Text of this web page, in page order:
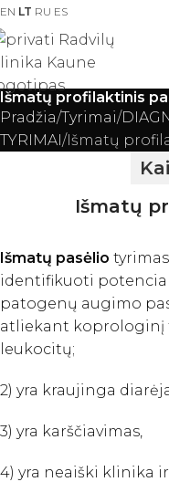
EN LT RU ES
Išmatų profilaktinis
Pradžia Tyrimai
TYRIMAI Išmatų
Išmatų
Išmatų pasėlio
identifikuoti
patogenų augimo
atliekant koprologinį
leukocitų;
2) yra kraujinga
3) yra karščiavimas,
4) yra neaiški klinika